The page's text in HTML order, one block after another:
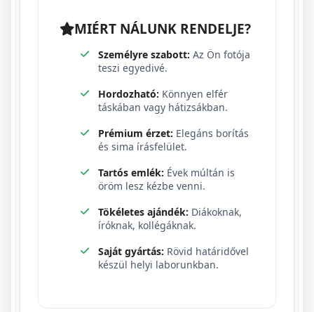
MIÉRT NÁLUNK RENDELJE?
Személyre szabott: Az Ön fotója
teszi egyedivé.
Hordozható: Könnyen elfér
táskában vagy hátizsákban.
Prémium érzet: Elegáns borítás
és sima írásfelület.
Tartós emlék: Évek múltán is
öröm lesz kézbe venni.
Tökéletes ajándék: Diákoknak,
íróknak, kollégáknak.
Saját gyártás: Rövid határidővel
készül helyi laborunkban.